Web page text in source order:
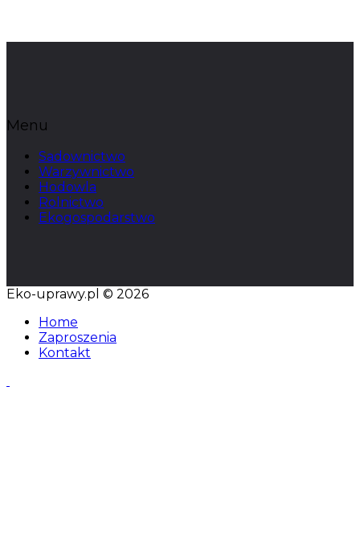
Menu
Sadownictwo
Warzywnictwo
Hodowla
Rolnictwo
Ekogospodarstwo
Eko-uprawy.pl © 2026
Home
Zaproszenia
Kontakt